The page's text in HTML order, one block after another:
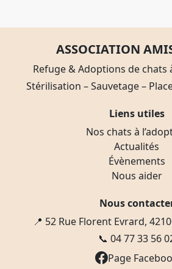
ASSOCIATION
Refuge & Adoptions de chats
Stérilisation – Sauvetage –
Liens utiles
Nos chats à
Actualités
Évènements
Nous aider
Nous
📍 52 Rue Florent Evrard,
📞 04 77 33 56
Page